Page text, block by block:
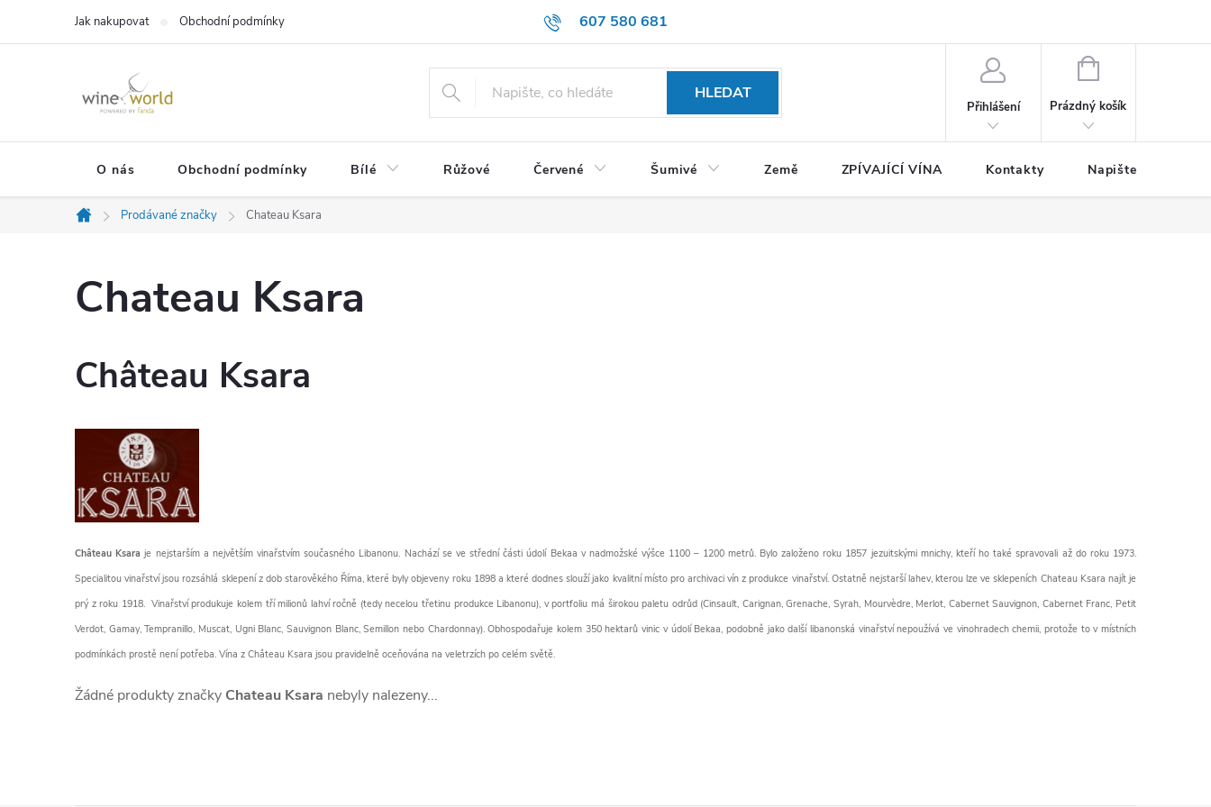
607 580 681
Jak nakupovat Obchodní podmínky
HLEDAT
Přihlášení
NÁKUPNÍ
Prázdný košík
O nás Obchodní podmínky Bílé Růžové Červené Šumivé Země ZPÍVAJÍCÍ VÍNA Kontakty Napište nám
Domů
Prodávané značky Chateau Ksara
Chateau Ksara
Château Ksara
Château Ksara je nejstarším a největším vinařstvím současného Libanonu. Nachází se ve střední části údolí Bekaa v nadmožské výšce 1100 – 1200 metrů. Bylo založeno roku 1857 jezuitskými mnichy, kteří ho také spravovali až do roku 1973.
Specialitou vinařství jsou rozsáhlá sklepení z dob starověkého Říma, které byly objeveny roku 1898 a které dodnes slouží jako kvalitní místo pro archivaci vín z produkce vinařství. Ostatně nejstarší lahev, kterou lze ve sklepeních Chateau Ksara najít je
prý z roku 1918. Vinařství produkuje kolem tří milionů lahví ročně (tedy necelou třetinu produkce Libanonu), v portfoliu má širokou paletu odrůd (Cinsault, Carignan, Grenache, Syrah, Mourvèdre, Merlot, Cabernet Sauvignon, Cabernet Franc, Petit
Verdot, Gamay, Tempranillo, Muscat, Ugni Blanc, Sauvignon Blanc, Semillon nebo Chardonnay). Obhospodařuje kolem 350 hektarů vinic v údolí Bekaa, podobně jako další libanonská vinařství nepoužívá ve vinohradech chemii, protože to v místních
podmínkách prostě není potřeba. Vína z Château Ksara jsou pravidelně oceňována na veletrzích po celém světě.
Žádné produkty značky Chateau Ksara nebyly nalezeny...